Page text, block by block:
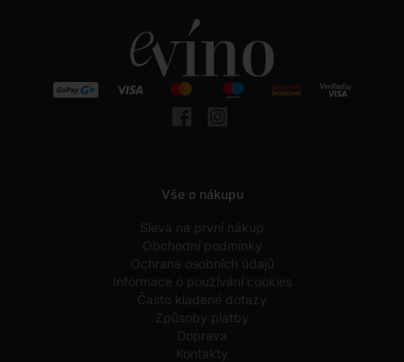
Vše o nákupu
Sleva na první nákup
Obchodní podmínky
Ochrana osobních údajů
Informace o používání cookies
Často kladené dotazy
Způsoby platby
Doprava
Kontakty